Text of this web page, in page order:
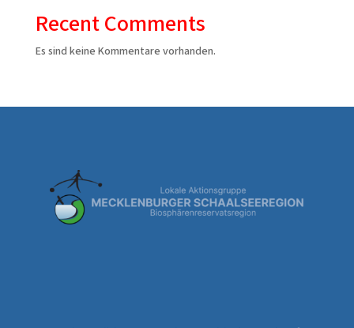
Recent Comments
Es sind keine Kommentare vorhanden.